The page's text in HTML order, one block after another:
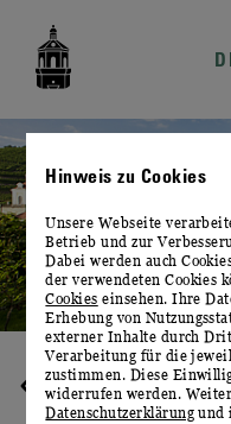
Navigation
PRESSE
Hinweis zu Cookies
Unsere Webseite
Betrieb und zur
Dabei werden auch
der verwendeten Cookies
Cookies einsehen. Ihre
Erhebung von
externer Inhalte durch
Verarbeitung für die
zustimmen. Diese
widerrufen werden.
Datenschutzerklärung und